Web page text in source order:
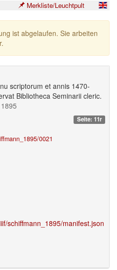
Merkliste/Leuchtpult
ist abgelaufen. Sie arbeiten
scriptorum et annis 1470-
Bibliotheca Seminarii cleric.
Seite: 11r
0021
schiffmann_1895/manifest.json